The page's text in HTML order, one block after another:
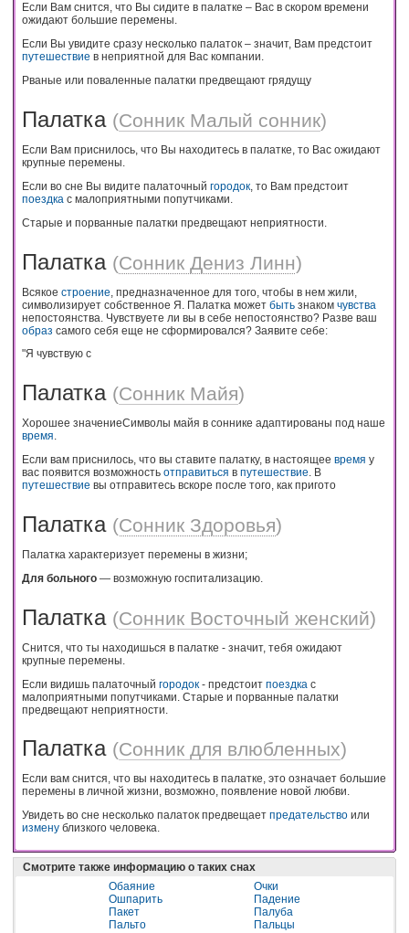
Если Вам снится, что Вы сидите в палатке – Вас в скором времени
ожидают большие перемены.
Если Вы увидите сразу несколько палаток – значит, Вам предстоит
путешествие в неприятной для Вас компании.
Рваные или поваленные палатки предвещают грядущу
Палатка (Сонник Малый сонник)
Если Вам приснилось, что Вы находитесь в палатке, то Вас ожидают
крупные перемены.
Если во сне Вы видите палаточный городок, то Вам предстоит
поездка с малоприятными попутчиками.
Старые и порванные палатки предвещают неприятности.
Палатка (Сонник Дениз Линн)
Всякое строение , предназначенное для того, чтобы в нем жили,
символизирует собственное Я. Палатка может быть знаком чувства
непостоянства. Чувствуете ли вы в себе непостоянство? Разве ваш
образ самого себя еще не сформировался? Заявите себе:
"Я чувствую с
Палатка (Сонник Майя)
Хорошее значениеСимволы майя в соннике адаптированы под наше
время.
Если вам приснилось, что вы ставите палатку, в настоящее время у
вас появится возможность отправиться в путешествие. В
путешествие вы отправитесь вскоре после того, как пригото
Палатка (Сонник Здоровья)
Палатка характеризует перемены в жизни;
Для больного — возможную госпитализацию.
Палатка (Сонник Восточный женский)
Снится, что ты находишься в палатке - значит, тебя ожидают
крупные перемены.
Если видишь палаточный городок - предстоит поездка с
малоприятными попутчиками. Старые и порванные палатки
предвещают неприятности.
Палатка (Сонник для влюбленных)
Если вам снится, что вы находитесь в палатке, это означает большие
перемены в личной жизни, возможно, появление новой любви.
Увидеть во сне несколько палаток предвещает предательство или
измену близкого человека.
Смотрите также информацию о таких снах
Обаяние
Очки
Ошпарить
Падение
Пакет
Палуба
Пальто
Пальцы